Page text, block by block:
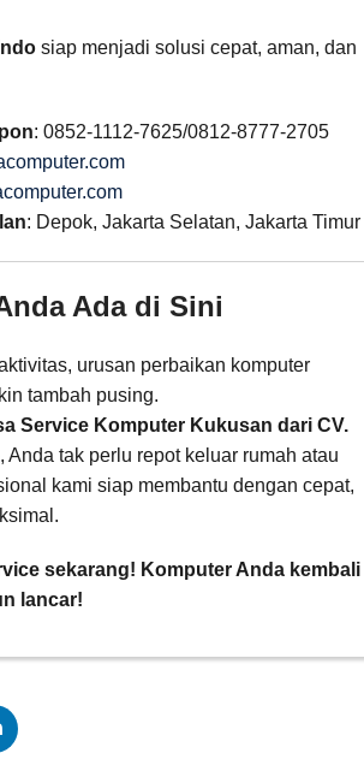
siap menjadi solusi cepat, aman, dan
: 0852-1112-7625/0812-8777-2705
: Depok, Jakarta Selatan, Jakarta Timur
Ada di Sini
urusan perbaikan komputer
tambah pusing.
Service Komputer Kukusan dari CV.
, Anda tak perlu repot keluar rumah atau
kami siap membantu dengan cepat,
sekarang! Komputer Anda kembali
lancar!